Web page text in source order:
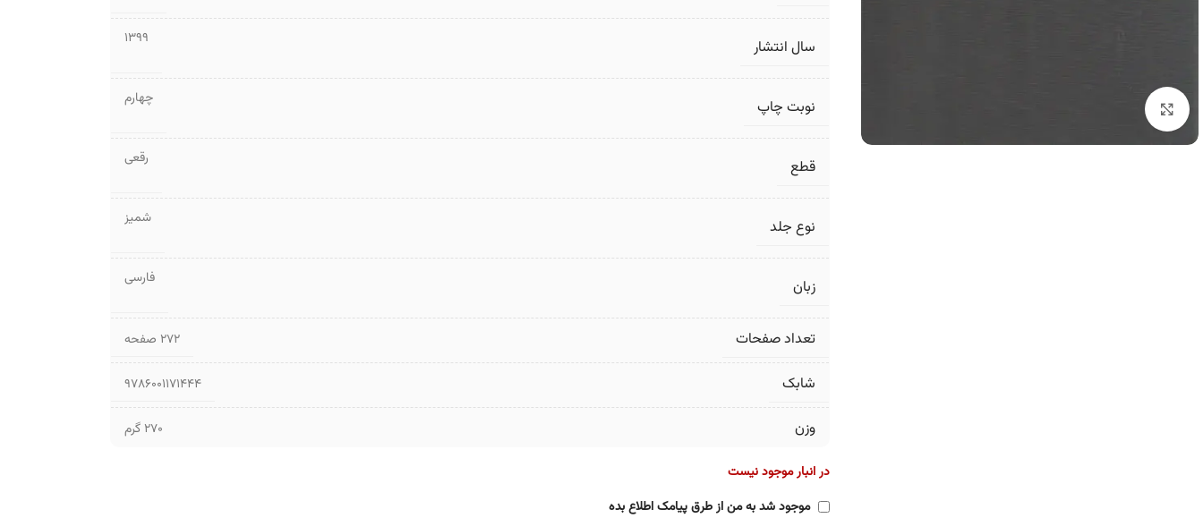
سال انتشار 1399
نوبت چاپ چهارم
قطع رقعی
نوع جلد شمیز
زبان فارسی
تعداد صفحات ۲۷۲ صفحه
شابک 9786001171444
وزن 270 گرم
در انبار موجود نیست
موجود شد به من از طرق پیامک اطلاع بده